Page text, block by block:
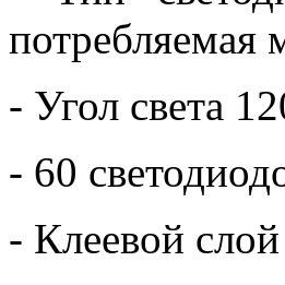
потребляемая
- Угол света
- 60
- Клеевой